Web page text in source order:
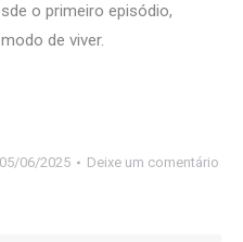
o primeiro episódio,
de viver.
05/06/2025 Deixe um comentário